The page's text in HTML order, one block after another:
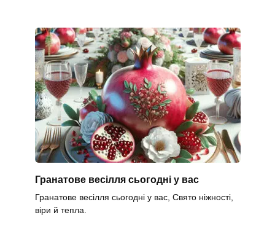
Гранатове весілля сьогодні у вас
Гранатове весілля сьогодні у вас, Свято ніжності,
віри й тепла.